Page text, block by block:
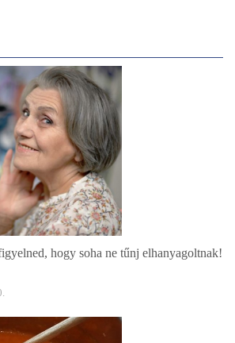
hogy soha ne tűnj elhanyagoltnak!